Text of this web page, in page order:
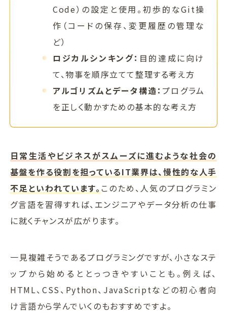
Code）の設定と使用。初歩的なGit操
作（コードの保存、変更履歴の管理な
ど）
ロジカルシンキング： 目的達成に向け
て、物事を順序立てて整理する考え方
アルゴリズムとデータ構造： プログラム
を正しく動かすための基本的な考え方
日常生活やビジネスがスムーズに進むような社会の
基盤を作る役割を担っているIT業界は、慢性的な人手
不足といわれています。 このため、人気のプログラミン
グ言語を習得すれば、エンジニアやデータ分析の仕事
に就くチャンスが広がります。
一見複雑そうであるプログラミングですが、小さなステ
ップから始めるととっつきやすいことも。例えば、
HTML、CSS、Python、JavaScriptなどの初心者向
け言語から学んでいくのもおすすめですよ。